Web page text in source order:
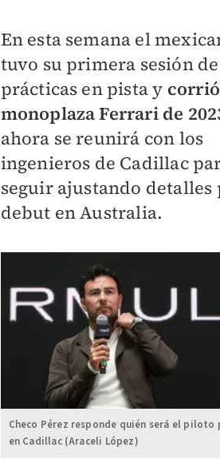
En esta semana el
tuvo su primera sesión de
prácticas en pista y
monoplaza Ferrari de
ahora se reunirá con los
ingenieros de Cadillac
seguir ajustando detalles
debut en Australia.
Checo Pérez responde quién será el
en Cadillac (Araceli López)